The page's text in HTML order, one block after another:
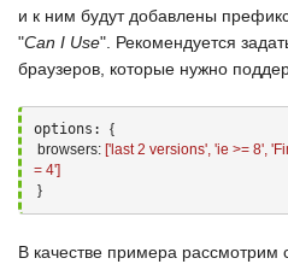
и к ним будут добавлены
"Can I Use". Рекомендуется
браузеров, которые нужно
options: {
browsers: ['last 2 versions', 'ie >= 8',
= 4']
}
В качестве примера рассмотрим